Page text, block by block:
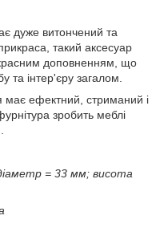
дуже витончений та
такий аксесуар
доповненням, що
та інтер'єру загалом.
має ефектний, стриманий і
зробить меблі
= 33 мм; висота